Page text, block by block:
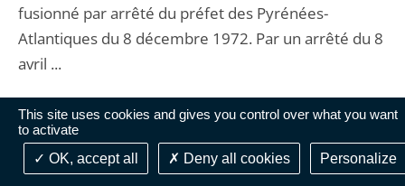
This site uses cookies and gives you control over what you want
to activate
OK, accept all
Deny all cookies Personalize
fusionné par arrêté du préfet des Pyrénées-
Atlantiques du 8 décembre 1972. Par un arrêté du 8
avril ...